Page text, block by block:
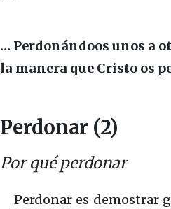
… Perdonándoos unos a
la manera que Cristo os
Perdonar (2)
Por qué perdonar
Perdonar es demostrar